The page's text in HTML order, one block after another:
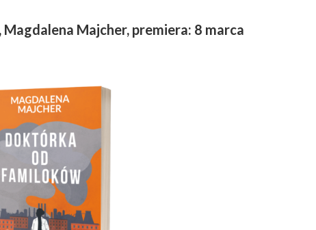
Magdalena Majcher, premiera: 8 marca